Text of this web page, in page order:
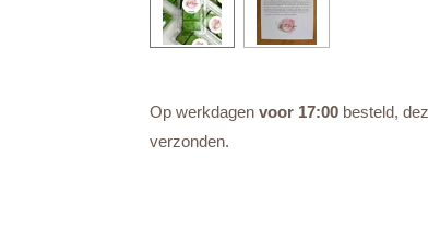
Op werkdagen voor 17:00 besteld,
verzonden.